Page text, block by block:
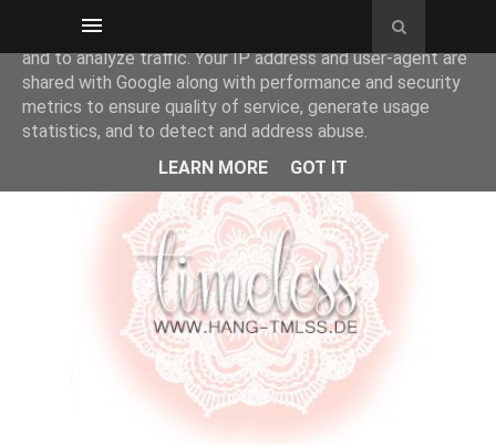
This site uses cookies from Google to deliver its services
and to analyze traffic. Your IP address and user-agent are
shared with Google along with performance and security
metrics to ensure quality of service, generate usage
statistics, and to detect and address abuse.
LEARN MORE
GOT IT